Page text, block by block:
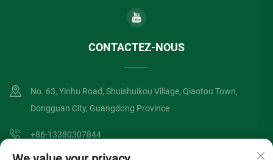
CONTACTEZ-NOUS
No. 63, Yinhu Road, Shuishuikou Village, Qiaotou Town,
Dongguan City, Guangdong Province
+86-13380307844